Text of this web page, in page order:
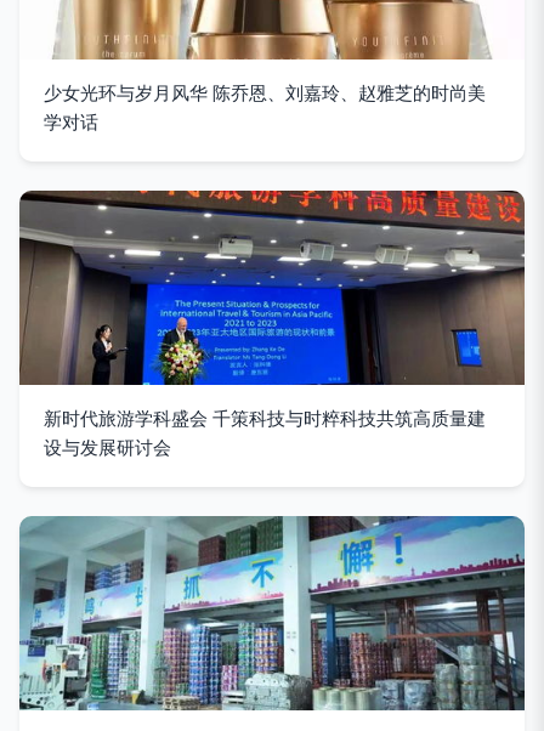
少女光环与岁月风华 陈乔恩、刘嘉玲、赵雅芝的时尚美
学对话
新时代旅游学科盛会 千策科技与时粹科技共筑高质量建
设与发展研讨会